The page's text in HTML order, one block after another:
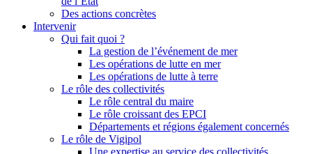
Des actions concrètes
Intervenir
Qui fait quoi ?
La gestion de l’événement de mer
Les opérations de lutte en mer
Les opérations de lutte à terre
Le rôle des collectivités
Le rôle central du maire
Le rôle croissant des EPCI
Départements et régions également concernés
Le rôle de Vigipol
Une expertise au service des collectivités